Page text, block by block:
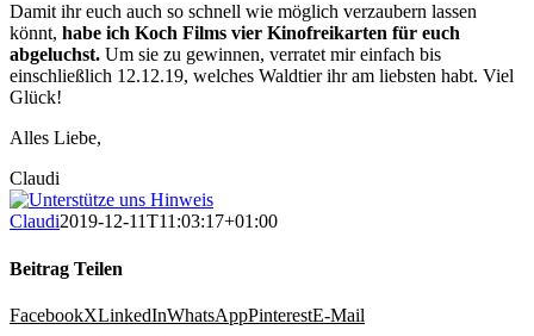
Damit ihr euch auch so schnell wie möglich verzaubern lassen
könnt, habe ich Koch Films vier Kinofreikarten für euch
abgeluchst. Um sie zu gewinnen, verratet mir einfach bis
einschließlich 12.12.19, welches Waldtier ihr am liebsten habt. Viel
Glück!
Alles Liebe,
Claudi
Claudi2019-12-11T11:03:17+01:00
Beitrag Teilen
FacebookXLinkedInWhatsAppPinterestE-Mail